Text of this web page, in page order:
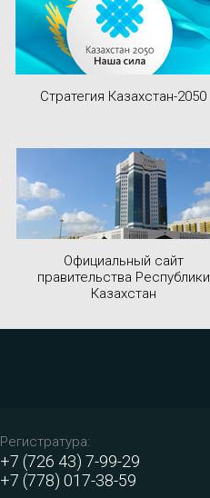
Стратегия Казахстан-2050
Официальный сайт
правительства Республики
Казахстан
Регистратура:
+7 (726 43) 7-99-29
+7 (778) 017-38-59